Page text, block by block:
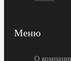
Меню
О